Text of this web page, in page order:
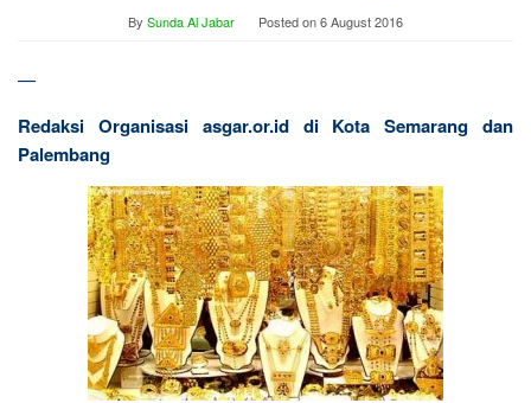
By Sunda Al Jabar Posted on6 August 2016
—
Redaksi Organisasi asgar.or.id di Kota Semarang dan
Palembang